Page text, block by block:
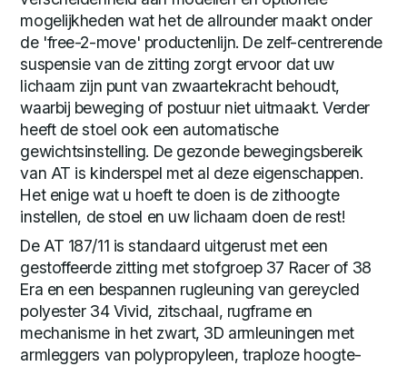
mogelijkheden wat het de allrounder maakt onder
de 'free-2-move' productenlijn. De zelf-centrerende
suspensie van de zitting zorgt ervoor dat uw
lichaam zijn punt van zwaartekracht behoudt,
waarbij beweging of postuur niet uitmaakt. Verder
heeft de stoel ook een automatische
gewichtsinstelling. De gezonde bewegingsbereik
van AT is kinderspel met al deze eigenschappen.
Het enige wat u hoeft te doen is de zithoogte
instellen, de stoel en uw lichaam doen de rest!
De AT 187/11 is standaard uitgerust met een
gestoffeerde zitting met stofgroep 37 Racer of 38
Era en een bespannen rugleuning van gereycled
polyester 34 Vivid, zitschaal, rugframe en
mechanisme in het zwart, 3D armleuningen met
armleggers van polypropyleen, traploze hoogte-